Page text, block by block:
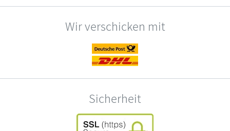
Wir verschicken mit
Sicherheit